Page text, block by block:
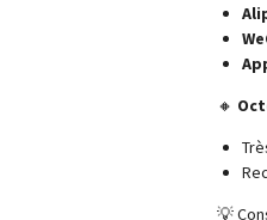
🔸
💡